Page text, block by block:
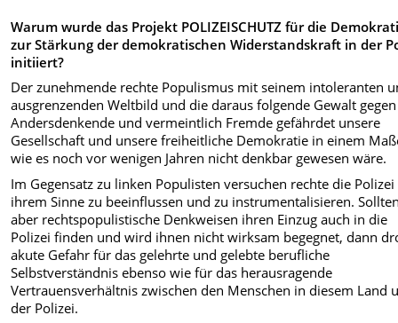
Warum wurde das Projekt POLIZEISCHUTZ für die
zur Stärkung der demokratischen Widerstandskraft in der
initiiert?
Der zunehmende rechte Populismus mit seinem intoleranten
ausgrenzenden Weltbild und die daraus folgende Gewalt gegen
Andersdenkende und vermeintlich Fremde gefährdet unsere
Gesellschaft und unsere freiheitliche Demokratie in einem
wie es noch vor wenigen Jahren nicht denkbar gewesen wäre.
Im Gegensatz zu linken Populisten versuchen rechte die
ihrem Sinne zu beeinflussen und zu instrumentalisieren.
aber rechtspopulistische Denkweisen ihren Einzug auch in die
Polizei finden und wird ihnen nicht wirksam begegnet, dann
akute Gefahr für das gelehrte und gelebte berufliche
Selbstverständnis ebenso wie für das herausragende
Vertrauensverhältnis zwischen den Menschen in diesem Land
der Polizei.